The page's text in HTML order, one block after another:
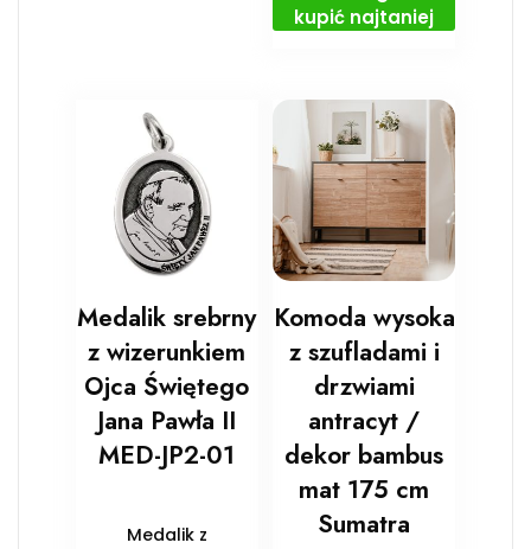
kupić najtaniej
Medalik srebrny
z wizerunkiem
Ojca Świętego
Jana Pawła II
MED-JP2-01
Medalik z
Komoda wysoka
z szufladami i
drzwiami
antracyt /
dekor bambus
mat 175 cm
Sumatra